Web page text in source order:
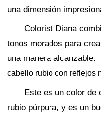
una dimensión
Colorist Diana
tonos morados para
una manera alcanzable.
cabello rubio con reflejos
Este es un color de
rubio púrpura, y es un